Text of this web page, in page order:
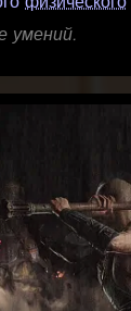
умений.